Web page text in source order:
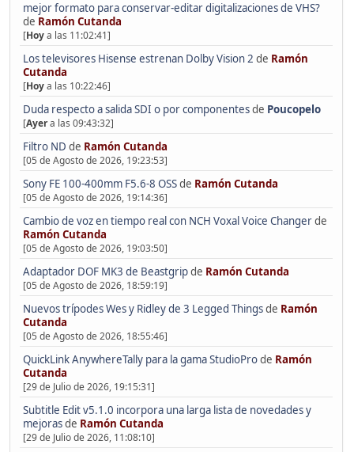
mejor formato para conservar-editar digitalizaciones de VHS?
de Ramón Cutanda
[Hoya las 11:02:41]
Los televisores Hisense estrenan Dolby Vision 2 de Ramón
Cutanda
[Hoya las 10:22:46]
Duda respecto a salida SDI o por componentesde Poucopelo
[Ayera las 09:43:32]
Filtro ND de Ramón Cutanda
[05 de Agosto de 2026, 19:23:53]
Sony FE 100-400mm F5.6-8 OSSde Ramón Cutanda
[05 de Agosto de 2026, 19:14:36]
Cambio de voz en tiempo real con NCH Voxal Voice Changerde
Ramón Cutanda
[05 de Agosto de 2026, 19:03:50]
Adaptador DOF MK3 de Beastgripde Ramón Cutanda
[05 de Agosto de 2026, 18:59:19]
Nuevos trípodes Wes y Ridley de 3 Legged Thingsde Ramón
Cutanda
[05 de Agosto de 2026, 18:55:46]
QuickLink AnywhereTally para la gama StudioProde Ramón
Cutanda
[29 de Julio de 2026, 19:15:31]
Subtitle Edit v5.1.0 incorpora una larga lista de novedades y
mejorasde Ramón Cutanda
[29 de Julio de 2026, 11:08:10]